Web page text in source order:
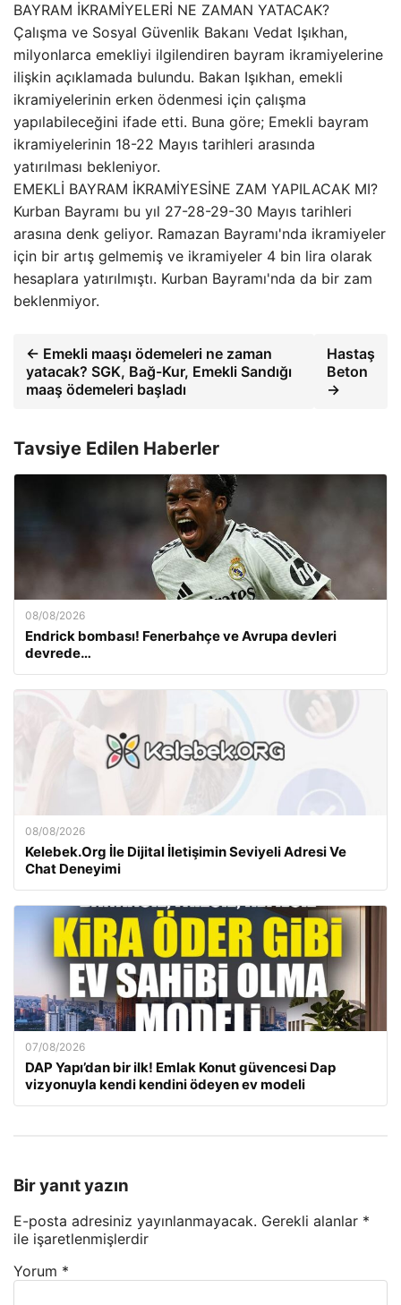
BAYRAM İKRAMİYELERİ NE ZAMAN YATACAK?
Çalışma ve Sosyal Güvenlik Bakanı Vedat Işıkhan,
milyonlarca emekliyi ilgilendiren bayram ikramiyelerine
ilişkin açıklamada bulundu. Bakan Işıkhan, emekli
ikramiyelerinin erken ödenmesi için çalışma
yapılabileceğini ifade etti. Buna göre; Emekli bayram
ikramiyelerinin 18-22 Mayıs tarihleri arasında
yatırılması bekleniyor.
EMEKLİ BAYRAM İKRAMİYESİNE ZAM YAPILACAK MI?
Kurban Bayramı bu yıl 27-28-29-30 Mayıs tarihleri
arasına denk geliyor. Ramazan Bayramı'nda ikramiyeler
için bir artış gelmemiş ve ikramiyeler 4 bin lira olarak
hesaplara yatırılmıştı. Kurban Bayramı'nda da bir zam
beklenmiyor.
← Emekli maaşı ödemeleri ne zaman
yatacak? SGK, Bağ-Kur, Emekli Sandığı
maaş ödemeleri başladı
Hastaş
Beton
→
Tavsiye Edilen Haberler
08/08/2026
Endrick bombası! Fenerbahçe ve Avrupa devleri
devrede…
08/08/2026
Kelebek.Org İle Dijital İletişimin Seviyeli Adresi Ve
Chat Deneyimi
07/08/2026
DAP Yapı’dan bir ilk! Emlak Konut güvencesi Dap
vizyonuyla kendi kendini ödeyen ev modeli
Bir yanıt yazın
E-posta adresiniz yayınlanmayacak. Gerekli alanlar *
ile işaretlenmişlerdir
Yorum *